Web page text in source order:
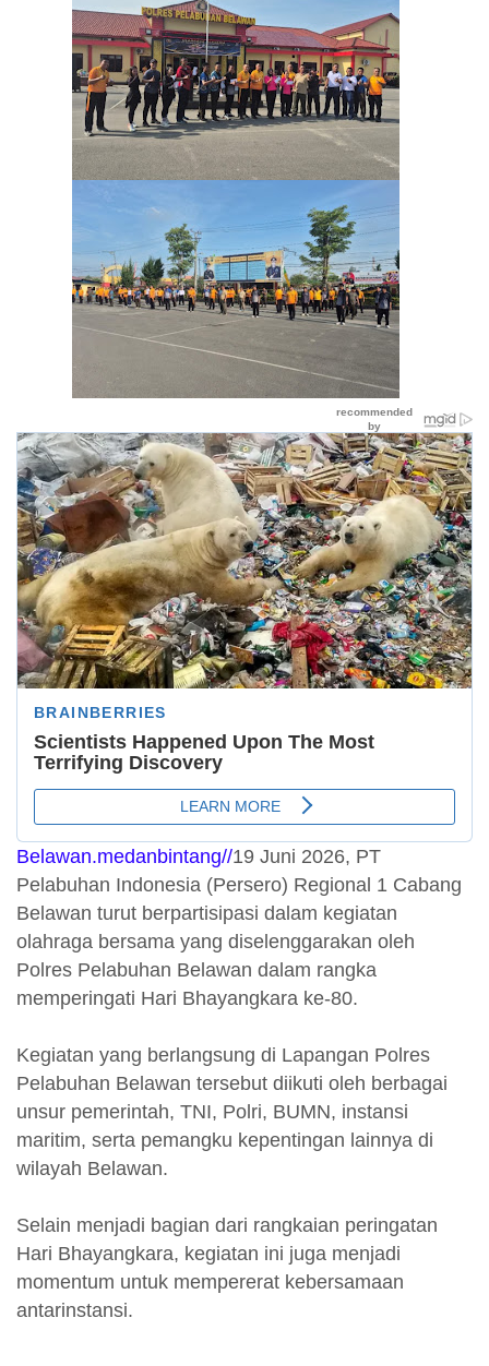
Belawan.medanbintang//19 Juni 2026, PT
Pelabuhan Indonesia (Persero) Regional 1 Cabang
Belawan turut berpartisipasi dalam kegiatan
olahraga bersama yang diselenggarakan oleh
Polres Pelabuhan Belawan dalam rangka
memperingati Hari Bhayangkara ke-80.
Kegiatan yang berlangsung di Lapangan Polres
Pelabuhan Belawan tersebut diikuti oleh berbagai
unsur pemerintah, TNI, Polri, BUMN, instansi
maritim, serta pemangku kepentingan lainnya di
wilayah Belawan.
Selain menjadi bagian dari rangkaian peringatan
Hari Bhayangkara, kegiatan ini juga menjadi
momentum untuk mempererat kebersamaan
antarinstansi.